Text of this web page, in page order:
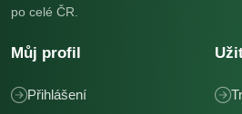
po celé ČR.
Můj profil
Přihlášení